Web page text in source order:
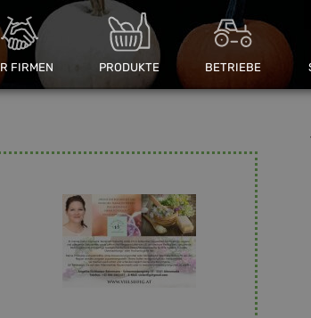
FIRMEN PRODUKTE BETRIEBE